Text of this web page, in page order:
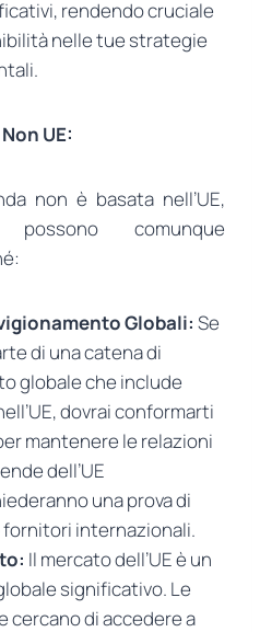
rendendo cruciale
nelle tue strategie
UE:
non è basata nell’UE,
comunque
Globali: Se
di una catena di
globale che include
dovrai conformarti
mantenere le relazioni
dell’UE
una prova di
internazionali.
Il mercato dell’UE è un
significativo. Le
cercano di accedere a